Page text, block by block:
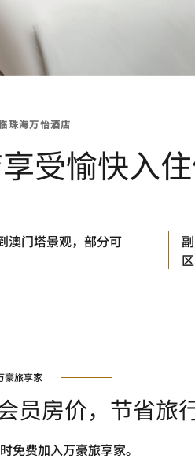
珠海万怡酒店
受愉快入
澳门塔景观，部分可
豪旅享家
员房价，节省旅
免费加入万豪旅享家。